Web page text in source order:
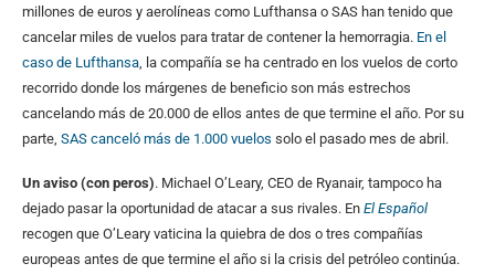
millones de euros y aerolíneas como Lufthansa o SAS han tenido que
cancelar miles de vuelos para tratar de contener la hemorragia. En el
caso de Lufthansa , la compañía se ha centrado en los vuelos de corto
recorrido donde los márgenes de beneficio son más estrechos
cancelando más de 20.000 de ellos antes de que termine el año. Por su
parte, SAS canceló más de 1.000 vuelos solo el pasado mes de abril.
Un aviso (con peros). Michael O’Leary, CEO de Ryanair, tampoco ha
dejado pasar la oportunidad de atacar a sus rivales. En El Español
recogen que O’Leary vaticina la quiebra de dos o tres compañías
europeas antes de que termine el año si la crisis del petróleo continúa.